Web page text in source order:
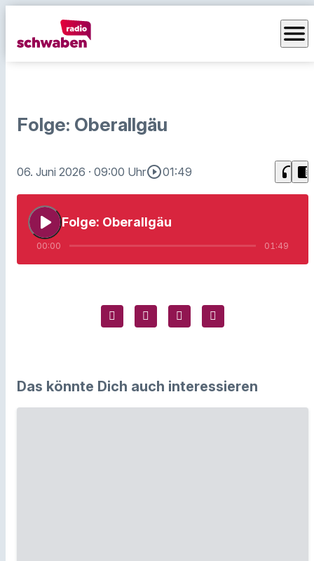
menu
Folge: Oberallgäu
06. Juni 2026 · 09:00 Uhrplay_circle_outline01:49 headphones chrome_reader_mode
play_arrow Folge: Oberallgäu
00:00 01:49
Das könnte Dich auch interessieren